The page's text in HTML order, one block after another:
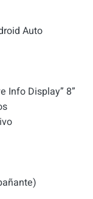
Auto
Info Display” 8”